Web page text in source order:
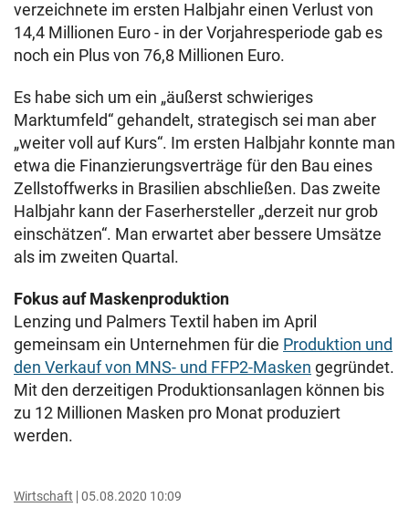
verzeichnete im ersten Halbjahr einen Verlust von
14,4 Millionen Euro - in der Vorjahresperiode gab es
noch ein Plus von 76,8 Millionen Euro.
Es habe sich um ein „äußerst schwieriges
Marktumfeld“ gehandelt, strategisch sei man aber
„weiter voll auf Kurs“. Im ersten Halbjahr konnte man
etwa die Finanzierungsverträge für den Bau eines
Zellstoffwerks in Brasilien abschließen. Das zweite
Halbjahr kann der Faserhersteller „derzeit nur grob
einschätzen“. Man erwartet aber bessere Umsätze
als im zweiten Quartal.
Fokus auf Maskenproduktion
Lenzing und Palmers Textil haben im April
gemeinsam ein Unternehmen für die Produktion und
den Verkauf von MNS- und FFP2-Masken gegründet.
Mit den derzeitigen Produktionsanlagen können bis
zu 12 Millionen Masken pro Monat produziert
werden.
Wirtschaft 05.08.2020 10:09